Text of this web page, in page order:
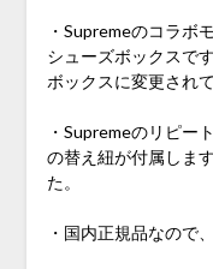
・Supremeのコラボ
シューズボックスで
ボックスに変更されて
・Supremeのリピー
の替え紐が付属しま
た。
・国内正規品なので